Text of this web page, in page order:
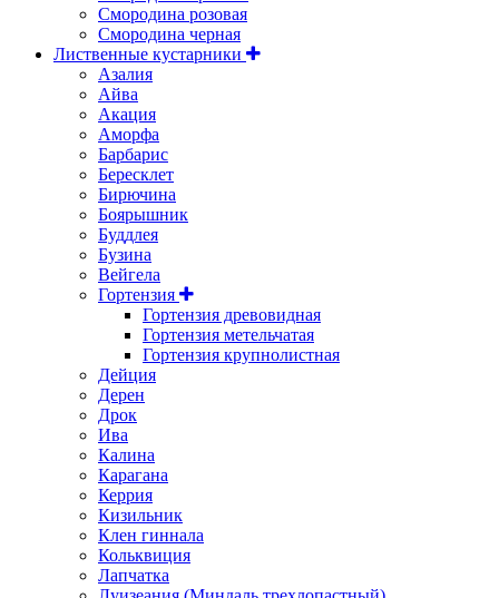
Смородина розовая
Смородина черная
Лиственные кустарники
Азалия
Айва
Акация
Аморфа
Барбарис
Бересклет
Бирючина
Боярышник
Буддлея
Бузина
Вейгела
Гортензия
Гортензия древовидная
Гортензия метельчатая
Гортензия крупнолистная
Дейция
Дерен
Дрок
Ива
Калина
Карагана
Керрия
Кизильник
Клен гиннала
Кольквиция
Лапчатка